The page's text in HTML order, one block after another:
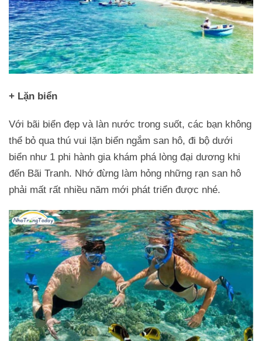
+ Lặn biển
Với bãi biển đẹp và làn nước trong suốt, các bạn không
thể bỏ qua thú vui lặn biển ngắm san hô, đi bộ dưới
biển như 1 phi hành gia khám phá lòng đại dương khi
đến Bãi Tranh. Nhớ đừng làm hỏng những rạn san hô
phải mất rất nhiều năm mới phát triển được nhé.